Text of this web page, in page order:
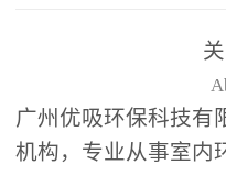
广州优吸环保科技有
机构，专业从事室内